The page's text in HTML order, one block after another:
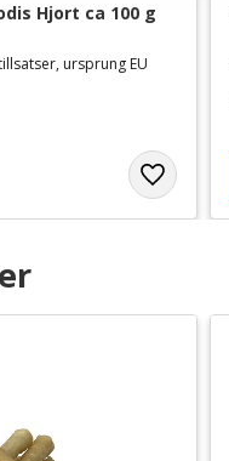
Hjort ca 100 g
ursprung EU